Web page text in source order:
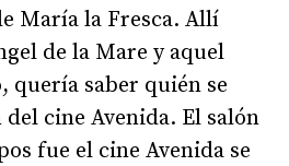
María la Fresca. Allí
de la Mare y aquel
quería saber quién se
del cine Avenida. El salón
fue el cine Avenida se